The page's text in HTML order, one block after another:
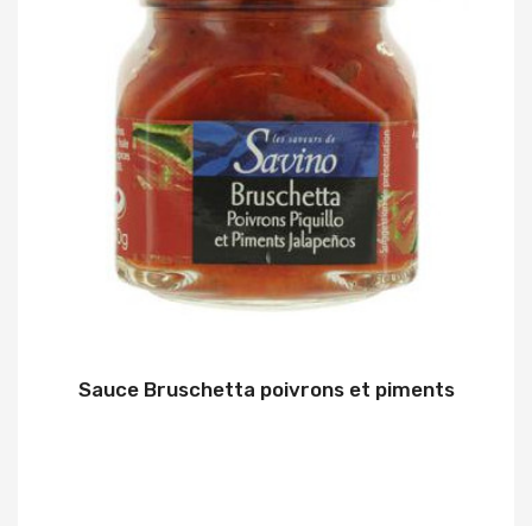
Sauce Bruschetta poivrons et piments